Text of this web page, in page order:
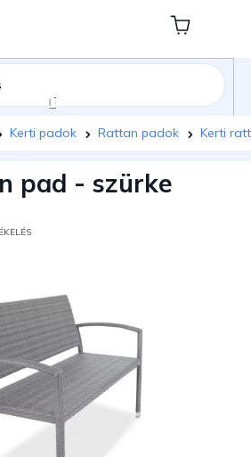
Kosár
Kerti padok Rattan padok Kerti
pad - szürke